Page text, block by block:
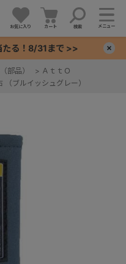
お気に入り カート 検索 メニュー
たる！8/31まで >>
部品） > ＡｔｔＯ
ブルイッシュグレー）